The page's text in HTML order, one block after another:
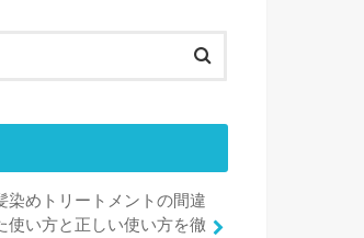
染めトリートメントの間違
使い方と正しい使い方を徹